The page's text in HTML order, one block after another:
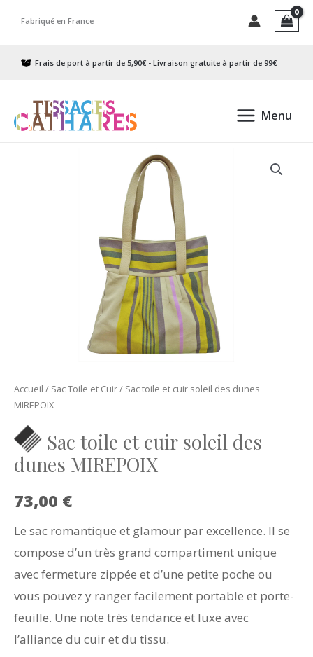
Fabriqué en France
Frais de port à partir de 5,90€ - Livraison gratuite à partir de 99€
Menu
Accueil / Sac Toile et Cuir/ Sac toile et cuir soleil des dunes
MIREPOIX
Sac toile et cuir soleil des
dunes MIREPOIX
73,00 €
Le sac romantique et glamour par excellence. Il se
compose d’un très grand compartiment unique
avec fermeture zippée et d’une petite poche ou
vous pouvez y ranger facilement portable et porte-
feuille. Une note très tendance et luxe avec
l’alliance du cuir et du tissu.